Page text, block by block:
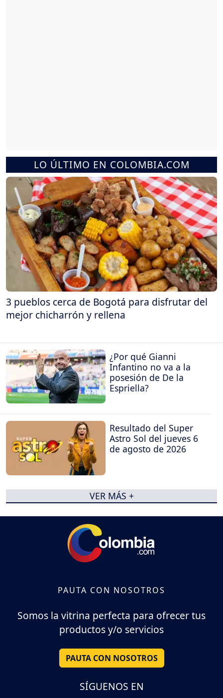
LO ÚLTIMO EN COLOMBIA.COM
3 pueblos cerca de Bogotá para disfrutar del
mejor chicharrón y rellena
¿Por qué Gianni
Infantino no va a la
posesión de De la
Espriella?
Resultado del Super
Astro Sol del jueves 6
de agosto de 2026
VER MÁS +
PAUTA CON NOSOTROS
Somos la vitrina perfecta para ofrecer tus
productos y/o servicios
PAUTA CON NOSOTROS
SÍGUENOS EN